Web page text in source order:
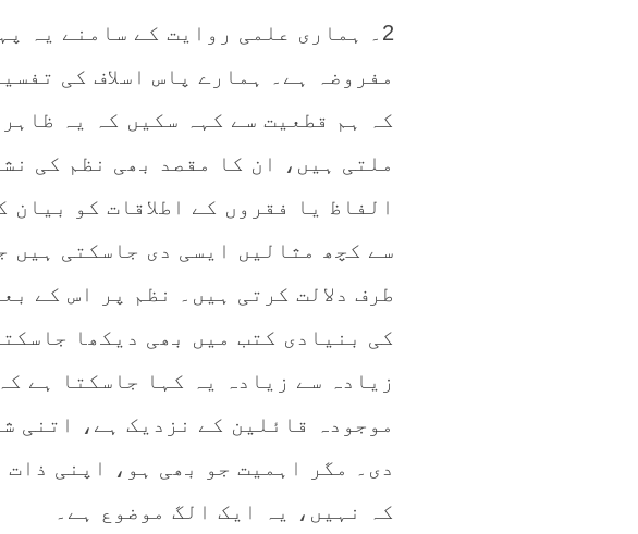
2۔ ہماری علمی روایت کے سامنے یہ
مفروضہ ہے۔ ہمارے پاس اسلاف کی
کہ ہم قطعیت سے کہہ سکیں کہ یہ
ملتی ہیں، ان کا مقصد بھی نظم کی
الفاظ یا فقروں کے اطلاقات کو
سے کچھ مثالیں ایسی دی جاسکتی ہیں
طرف دلالت کرتی ہیں۔ نظم پر اس کے
کی بنیادی کتب میں بھی دیکھا
زیادہ سے زیادہ یہ کہا جاسکتا ہے
موجودہ قائلین کے نزدیک ہے، اتنی
دی۔ مگر اہمیت جو بھی ہو، اپنی
کہ نہیں، یہ ایک الگ موضوع ہے۔